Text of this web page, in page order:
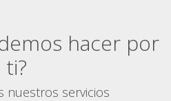
hacer por
ti?
nuestros servicios